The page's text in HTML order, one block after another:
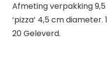
Afmeting verpakking
‘pizza’ 4,5 cm diameter.
20 Geleverd.